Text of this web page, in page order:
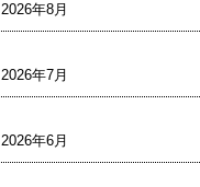
2026年8月
2026年7月
2026年6月